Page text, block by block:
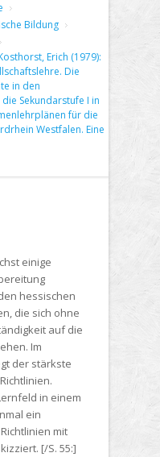
Bildung
Erich (1979):
Die
in den
Sekundarstufe I in
für die
Westfalen. Eine
einige
hessischen
die sich ohne
auf die
Im
der stärkste
in einem
ein
mit
[/S. 55:]